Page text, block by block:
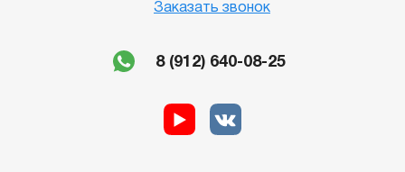
Заказать звонок
8 (912) 640-08-25